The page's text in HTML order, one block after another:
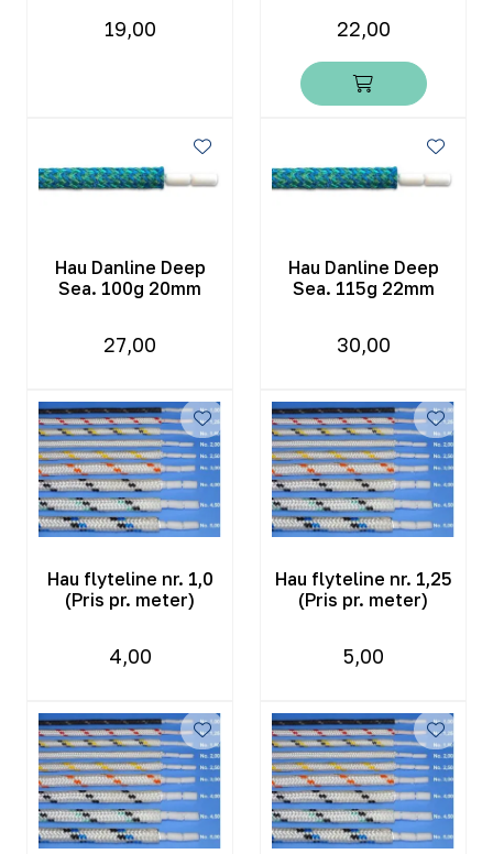
19,00 22,00
Hau Danline Deep
Sea. 100g 20mm
27,00
Hau Danline Deep
Sea. 115g 22mm
30,00
Hau flyteline nr. 1,0
(Pris pr. meter)
4,00
Hau flyteline nr. 1,25
(Pris pr. meter)
5,00